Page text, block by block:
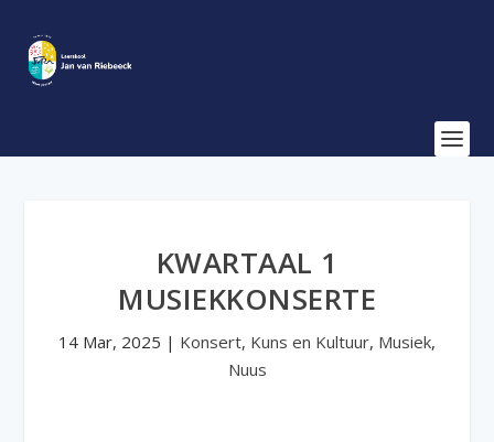
KWARTAAL 1
MUSIEKKONSERTE
14 Mar, 2025 | Konsert, Kuns en Kultuur, Musiek,
Nuus